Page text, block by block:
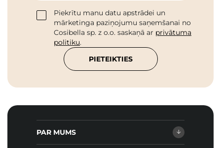
Piekrītu manu datu apstrādei un
mārketinga paziņojumu saņemšanai no
Cosibella sp. z o.o. saskaņā ar privātuma
politiku.
PIETEIKTIES
PAR MUMS